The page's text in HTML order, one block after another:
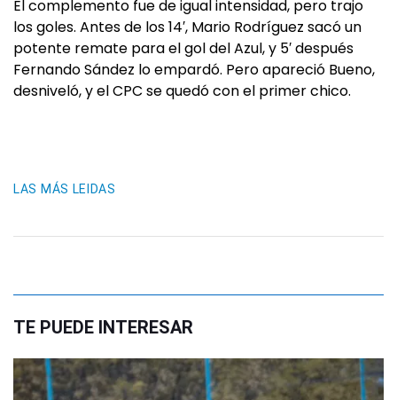
El complemento fue de igual intensidad, pero trajo
los goles. Antes de los 14′, Mario Rodríguez sacó un
potente remate para el gol del Azul, y 5′ después
Fernando Sández lo empardó. Pero apareció Bueno,
desniveló, y el CPC se quedó con el primer chico.
LAS MÁS LEIDAS
TE PUEDE INTERESAR